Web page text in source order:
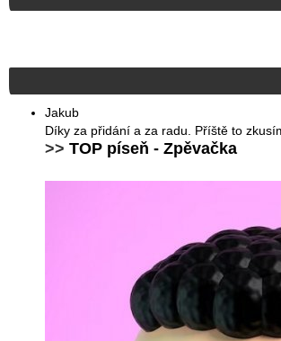
Jakub
Díky za přidání a za radu. Příště to
>> TOP píseň - Zpěvačka